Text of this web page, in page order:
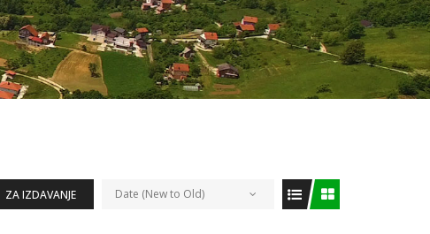
ZA IZDAVANJE Date (New to Old)